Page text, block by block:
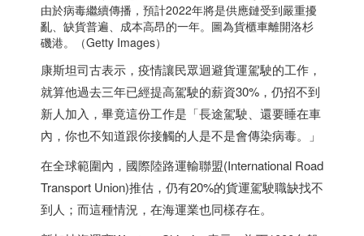
由於病毒繼續傳播，預計2022年將是供應鏈受到嚴重擾
亂、缺貨普遍、成本高昂的一年。圖為貨櫃車離開洛杉
磯港。（Getty Images）
康斯坦司古表示，疫情讓民眾迴避貨運駕駛的工作，
就算他過去三年已經提高駕駛的薪資30%，仍招不到
新人加入，畢竟這份工作是「長途駕駛、還要睡在車
內，你也不知道跟你接觸的人是不是會傳染病毒。」
在全球範圍內，國際陸路運輸聯盟(International Road
Transport Union)推估，仍有20%的貨運駕駛職缺找不
到人；而這種情況，在海運業也同樣存在。